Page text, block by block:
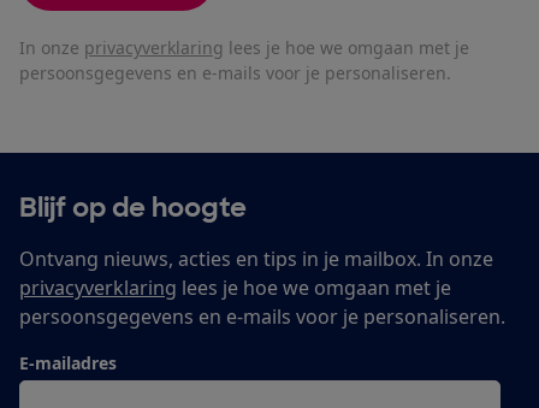
In onze privacyverklaring lees je hoe we omgaan met je
persoonsgegevens en e-mails voor je personaliseren.
Blijf op de hoogte
Ontvang nieuws, acties en tips in je mailbox. In onze
privacyverklaring lees je hoe we omgaan met je
persoonsgegevens en e-mails voor je personaliseren.
E-mailadres